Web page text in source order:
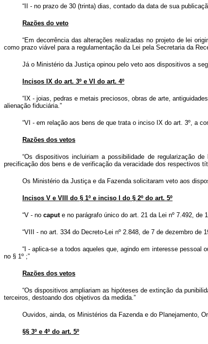
“II - no prazo de 30 (trinta) dias, contado da data de sua
Razões do veto
“Em decorrência das alterações realizadas no projeto de lei
como prazo viável para a regulamentação da Lei pela Secretaria da
Já o Ministério da Justiça opinou pelo veto aos dispositivos a
Incisos IX do art. 3º e VI do art. 4º
“IX - joias, pedras e metais preciosos, obras de arte,
alienação fiduciária.”
“VI - em relação aos bens de que trata o inciso IX do art. 3º, a
Razões dos vetos
“Os dispositivos incluiriam a possibilidade de regularização
precificação dos bens e de verificação da veracidade dos respectivos
Os Ministério da Justiça e da Fazenda solicitaram veto aos
Incisos V e VIII do § 1º e inciso I do § 2º do art. 5º
“V - no caput e no parágrafo único do art. 21 da Lei nº 7.492, de
“VIII - no art. 334 do Decreto-Lei nº 2.848, de 7 de dezembro
“I - aplica-se a todos aqueles que, agindo em interesse
no § 1º ;”
Razões dos vetos
“Os dispositivos ampliariam as hipóteses de extinção da
terceiros, destoando dos objetivos da medida.”
Ouvidos, ainda, os Ministérios da Fazenda e do Planejamento,
§§ 3º e 4º do art. 5º